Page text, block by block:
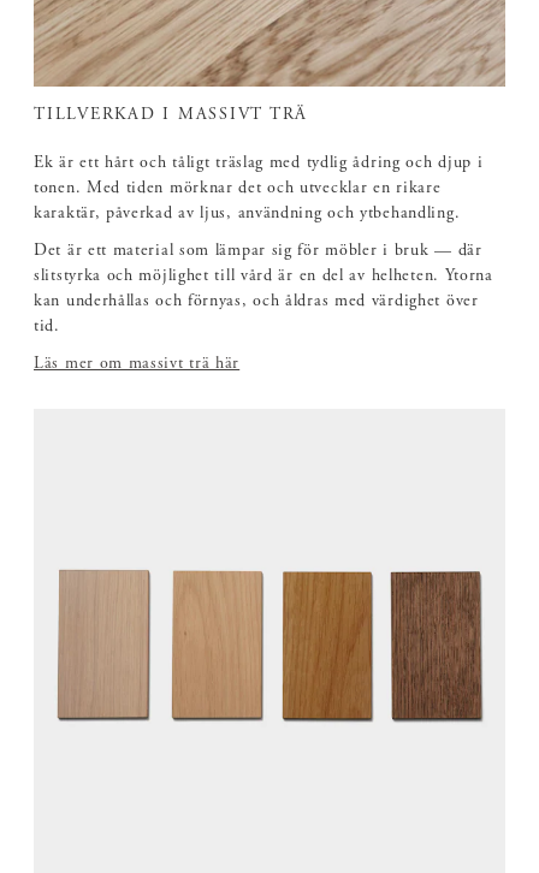
TILLVERKAD I MASSIVT TRÄ
Ek är ett hårt och tåligt träslag med tydlig ådring och djup i
tonen. Med tiden mörknar det och utvecklar en rikare
karaktär, påverkad av ljus, användning och ytbehandling.
Det är ett material som lämpar sig för möbler i bruk — där
slitstyrka och möjlighet till vård är en del av helheten. Ytorna
kan underhållas och förnyas, och åldras med värdighet över
tid.
Läs mer om massivt trä här